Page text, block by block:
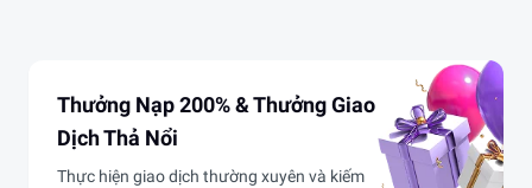
Thưởng Nạp 200% & Thưởng Giao
Dịch Thả Nổi
Thực hiện giao dịch thường xuyên và kiếm